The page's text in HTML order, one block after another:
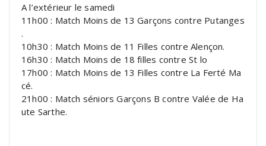
A l’extérieur le samedi
11h00 : Match Moins de 13 Garçons contre Putanges
.
10h30 : Match Moins de 11 Filles contre Alençon.
16h30 : Match Moins de 18 filles contre St lo
17h00 : Match Moins de 13 Filles contre La Ferté Ma
cé.
21h00 : Match séniors Garçons B contre Valée de Ha
ute Sarthe.